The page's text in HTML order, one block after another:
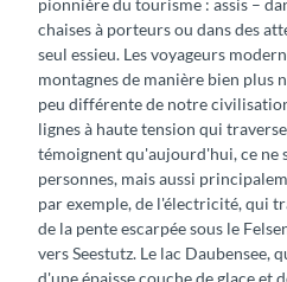
pionnière du tourisme : assis –
chaises à porteurs ou dans des
seul essieu. Les voyageurs
montagnes de manière bien plus
peu différente de notre
lignes à haute tension qui
témoignent qu'aujourd'hui, ce ne
personnes, mais aussi
par exemple, de l'électricité, qui
de la pente escarpée sous le
vers Seestutz. Le lac Daubensee,